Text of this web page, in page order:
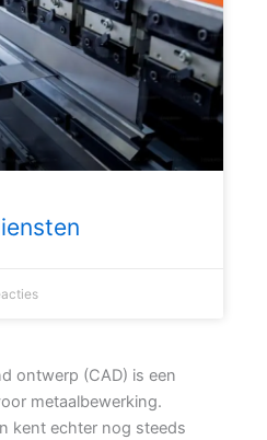
ontwerp (CAD) is een
metaalbewerking.
kent echter nog steeds